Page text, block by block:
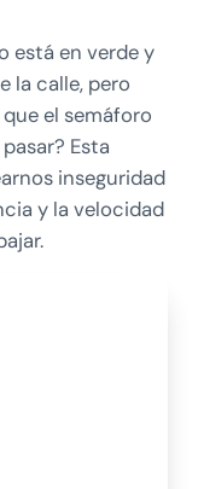
está en verde y
la calle, pero
el semáforo
Esta
inseguridad
y la velocidad